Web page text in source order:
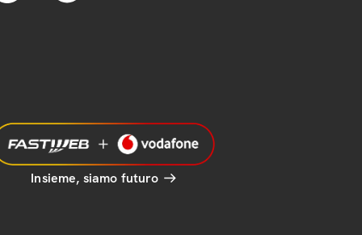
Insieme, siamo futuro